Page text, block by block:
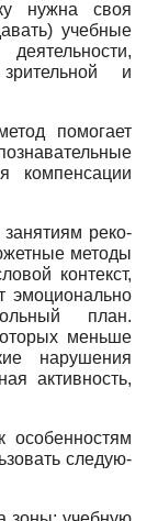
нужна своя
учебные
и
помогает
компенсации
реко­
методы
контекст,
эмоционально
план.
меньше
нарушения
активность,
особенностям
следую­